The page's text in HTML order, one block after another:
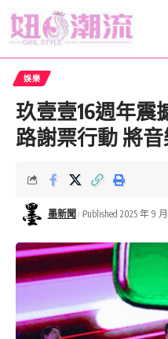
娛樂
玖壹壹16週年震
路謝票行動 將
墨新聞 Published 2025 年 9